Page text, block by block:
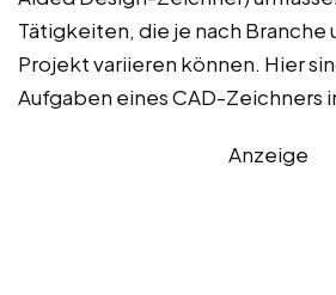
Tätigkeiten, die je nach Branche
Projekt variieren können. Hier
Aufgaben eines CAD-Zeichners
Anzeige